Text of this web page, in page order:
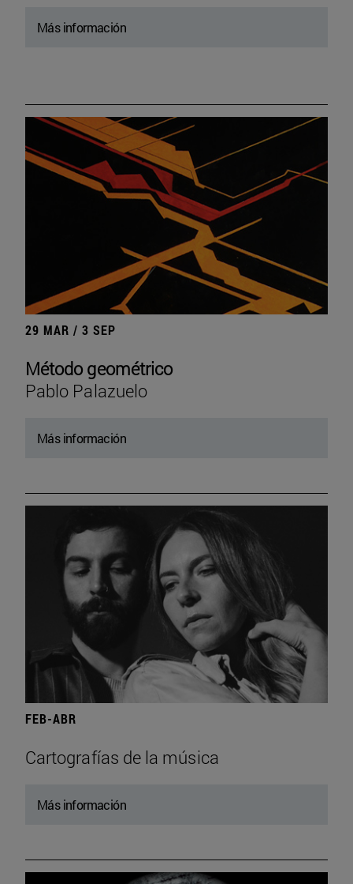
Más información
29 MAR / 3 SEP
Método geométrico
Pablo Palazuelo
Más información
FEB-ABR
Cartografías de la música
Más información